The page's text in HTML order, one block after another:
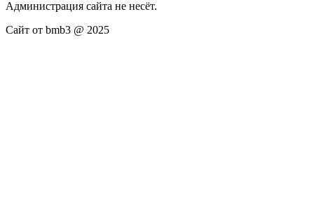
Администрация сайта не несёт.
Сайт от bmb3 @ 2025